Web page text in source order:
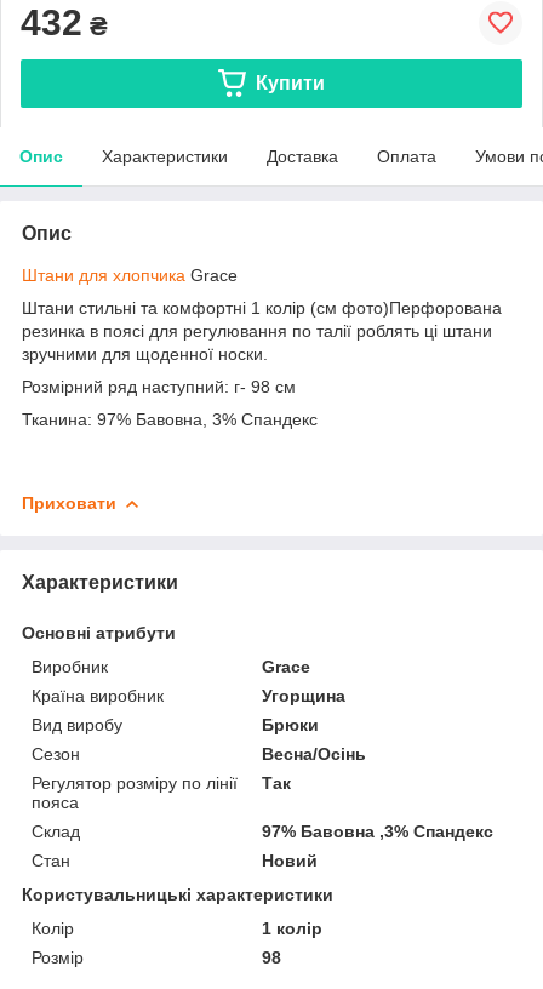
432 ₴
Купити
Опис Характеристики Доставка Оплата Умови
Опис
Штани для хлопчика Grace
Штани стильні та комфортні 1 колір (см фото)Перфорована
резинка в поясі для регулювання по талії роблять ці штани
зручними для щоденної носки.
Розмірний ряд наступний: г- 98 см
Тканина: 97% Бавовна, 3% Спандекс
Приховати
Характеристики
Основні атрибути
Виробник
Grace
Країна виробник
Угорщина
Вид виробу
Брюки
Сезон
Весна/Осінь
Регулятор розміру по лінії
пояса
Так
Склад
97% Бавовна ,3% Спандекс
Стан
Новий
Користувальницькі характеристики
Колір
1 колір
Розмір
98